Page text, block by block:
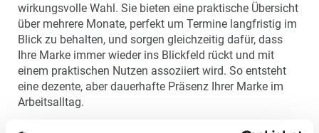
wirkungsvolle Wahl. Sie bieten eine praktische Übersicht
über mehrere Monate, perfekt um Termine langfristig im
Blick zu behalten, und sorgen gleichzeitig dafür, dass
Ihre Marke immer wieder ins Blickfeld rückt und mit
einem praktischen Nutzen assoziiert wird. So entsteht
eine dezente, aber dauerhafte Präsenz Ihrer Marke im
Arbeitsalltag.